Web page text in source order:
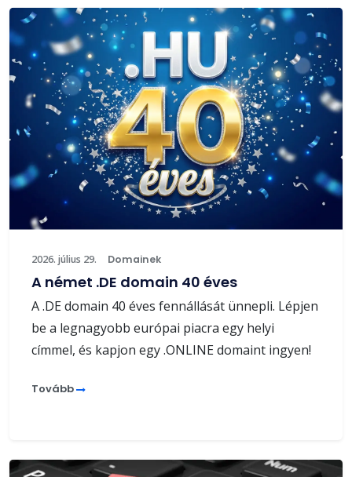
2026. július 29. Domainek
A német .DE domain 40 éves
A .DE domain 40 éves fennállását ünnepli. Lépjen
be a legnagyobb európai piacra egy helyi
címmel, és kapjon egy .ONLINE domaint ingyen!
Tovább